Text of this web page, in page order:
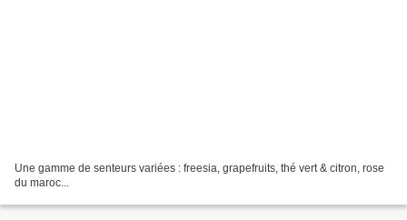
Une gamme de senteurs variées : freesia, grapefruits, thé vert & citron, rose
du maroc...